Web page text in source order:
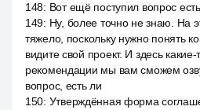
148: Вот ещё поступил вопрос
149: Ну, более точно не знаю. На
тяжело, поскольку нужно понять
видите свой проект. И здесь
рекомендации мы вам сможем
вопрос, есть ли
150: Утверждённая форма